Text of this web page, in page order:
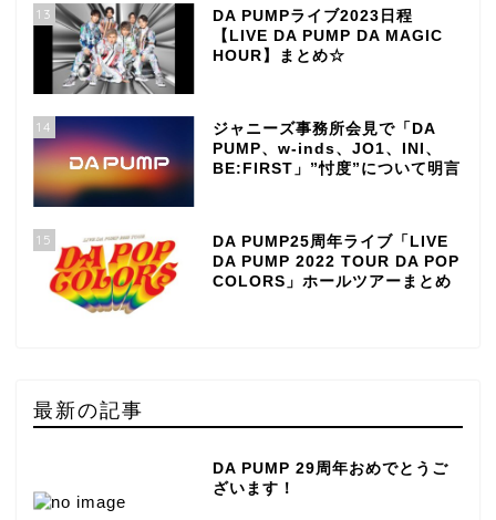
13
DA PUMPライブ2023日程
【LIVE DA PUMP DA MAGIC
HOUR】まとめ☆
14
ジャニーズ事務所会見で「DA
PUMP、w-inds、JO1、INI、
BE:FIRST」”忖度”について明言
15
DA PUMP25周年ライブ「LIVE
DA PUMP 2022 TOUR DA POP
COLORS」ホールツアーまとめ
最新の記事
DA PUMP 29周年おめでとうご
ざいます！